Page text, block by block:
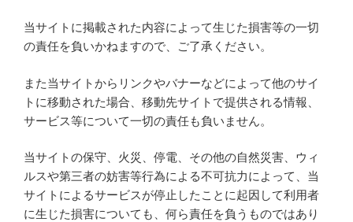
当サイトに掲載された内容によって生じた損害等の一切
の責任を負いかねますので、ご了承ください。
また当サイトからリンクやバナーなどによって他のサイ
トに移動された場合、移動先サイトで提供される情報、
サービス等について一切の責任も負いません。
当サイトの保守、火災、停電、その他の自然災害、ウィ
ルスや第三者の妨害等行為による不可抗力によって、当
サイトによるサービスが停止したことに起因して利用者
に生じた損害についても、何ら責任を負うものではあり